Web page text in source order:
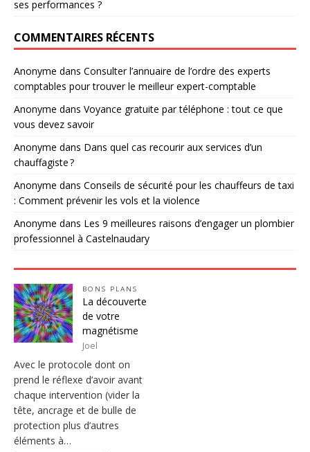
ses performances ?
COMMENTAIRES RÉCENTS
Anonyme dans Consulter l’annuaire de l’ordre des experts
comptables pour trouver le meilleur expert-comptable
Anonyme dans Voyance gratuite par téléphone : tout ce que
vous devez savoir
Anonyme dans Dans quel cas recourir aux services d’un
chauffagiste ?
Anonyme dans Conseils de sécurité pour les chauffeurs de taxi
: Comment prévenir les vols et la violence
Anonyme dans Les 9 meilleures raisons d’engager un plombier
professionnel à Castelnaudary
BONS PLANS
La découverte
de votre
magnétisme
Joel
Avec le protocole dont on
prend le réflexe d’avoir avant
chaque intervention (vider la
tête, ancrage et de bulle de
protection plus d’autres
éléments à…